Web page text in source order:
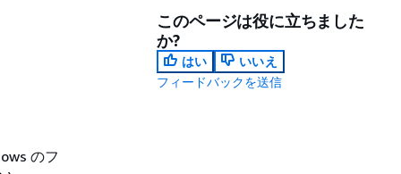
のフ
このページは役に立ちました
か?
はい
いいえ
フィードバックを送信